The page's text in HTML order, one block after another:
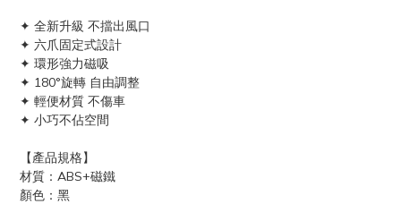
✦ 全新升級 不擋出風口
✦ 六爪固定式設計
✦ 環形強力磁吸
✦ 180°旋轉 自由調整
✦ 輕便材質 不傷車
✦ 小巧不佔空間
【產品規格】
材質：ABS+磁鐵
顏色：黑